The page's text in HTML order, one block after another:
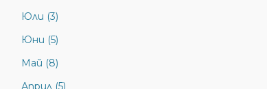
Юли (3)
Юни (5)
Май (8)
Април (5)